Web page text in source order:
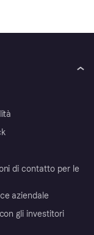
di contatto per le
aziendale
gli investitori